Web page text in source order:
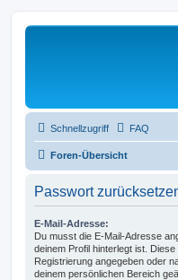
Schnellzugriff FAQ
Foren-Übersicht
Passwort
E-Mail-Adresse:
Du musst die E-Mail-Adresse
deinem Profil hinterlegt ist.
Registrierung angegeben oder
deinem persönlichen Bereich